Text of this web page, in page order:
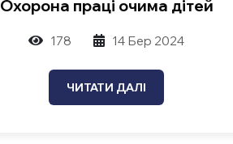
Охорона праці очима дітей
178 14 Бер 2024
ЧИТАТИ ДАЛІ